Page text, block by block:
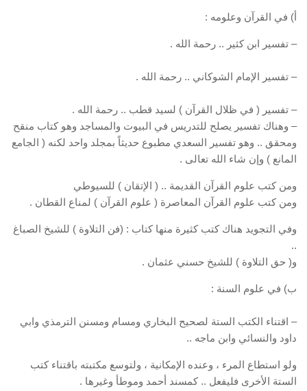
أ) في القرآن وعلومه :
– تفسير ابن كثير .. رحمة الله .
– تفسير الإمام الشوكاني .. رحمة الله .
– تفسير ( في ظلال القرآن ) لسيد قطب .. رحمة الله .
– وهناك تفسير يصلح للتدريس في البيوت والمساجد وهو كتاب منقح
ومحقق .. وهو تفسير السعدي مطبوع حديثاً بمجلد واحد لكنه ( الجامع
المانع ) وإن شاء الله تعالى .
ومن كتب علوم القرآن القديمة .. ( الإتقان ) للسيوطي
ومن كتب علوم القرآن المعاصرة ( علوم القرآن ) لمناع القطان .
وفي التجويد هناك كتب كثيرة منها كتاب : (فن التلاوة ) للشيخ الصباغ
..
و( حق التلاوة ) للشيخ حسني عثمان .
ب) في علوم السنة :
– اقتناء الكتب الستة لصحيح البخاري ومسام ومسنن الترمذي وابي
داود والنسائي وابن ماجه ..
ولو استطاع المرء ، وعنده الإمكانية ، ولتوسع مكتبته باقتناء كتب
الستة الأخرى فليفعل .. كمسند أحمد وموطأ وغيرها .